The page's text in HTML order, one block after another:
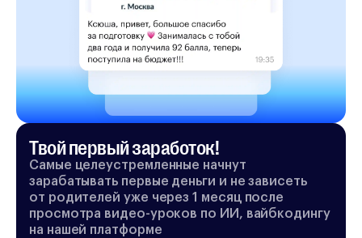
Твой первый заработок!
Самые целеустремленные начнут
зарабатывать первые деньги и не зависеть
от родителей уже через 1 месяц после
просмотра видео-уроков по ИИ, вайбкодингу
на нашей платформе